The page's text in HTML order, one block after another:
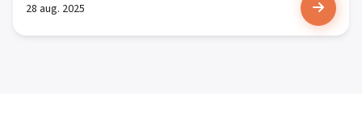
28 aug. 2025